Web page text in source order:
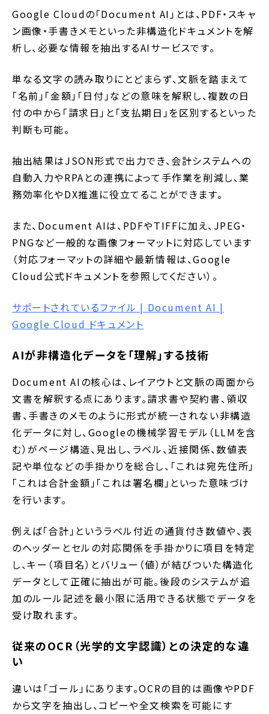
Google Cloudの「Document AI」とは、PDF・スキャ
ン画像・手書きメモといった非構造化ドキュメントを解
析し、必要な情報を抽出するAIサービスです。
単なる文字の読み取りにとどまらず、文脈を踏まえて
「名前」「金額」「日付」などの意味を解釈し、複数の日
付の中から「請求日」と「支払期日」を区別するといった
判断も可能。
抽出結果はJSON形式で出力でき、会計システムへの
自動入力やRPAとの連携によって手作業を削減し、業
務効率化やDX推進に役立てることができます。
また、Document AIは、PDFやTIFFに加え、JPEG・
PNGなど一般的な画像フォーマットに対応しています
（対応フォーマットの詳細や最新情報は、Google
Cloud公式ドキュメントを参照してください）。
サポートされているファイル | Document AI |
Google Cloud ドキュメント
AIが非構造化データを「理解」する技術
Document AIの核心は、レイアウトと文脈の両面から
文書を解釈する点にあります。請求書や契約書、領収
書、手書きのメモのように形式が統一されない非構造
化データに対し、Googleの機械学習モデル（LLMを含
む）がページ構造、見出し、ラベル、近接関係、数値表
記や単位などの手掛かりを総合し、「これは宛先住所」
「これは合計金額」「これは署名欄」といった意味づけ
を行います。
例えば「合計」というラベル付近の通貨付き数値や、表
のヘッダーとセルの対応関係を手掛かりに項目を特定
し、キー（項目名）とバリュー（値）が結びついた構造化
データとして正確に抽出が可能。後段のシステムが追
加のルール記述を最小限に活用できる状態でデータを
受け取れます。
従来のOCR（光学的文字認識）との決定的な違
い
違いは「ゴール」にあります。OCRの目的は画像やPDF
から文字を抽出し、コピーや全文検索を可能にす